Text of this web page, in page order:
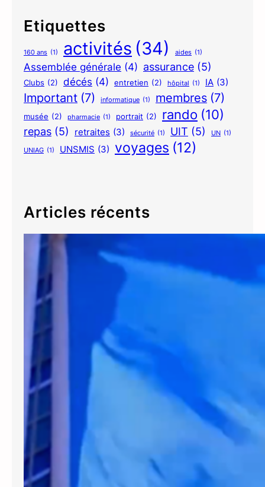
Etiquettes
160 ans (1) activités (34) aides (1)
Assemblée générale (4) assurance (5)
Clubs (2) décés (4) entretien (2) hôpital (1) IA (3)
Important (7) informatique (1) membres (7)
musée (2) pharmacie (1) portrait (2) rando (10)
repas (5) retraites (3) sécurité (1) UIT (5) UN (1)
UNIAG (1) UNSMIS (3) voyages (12)
Articles récents